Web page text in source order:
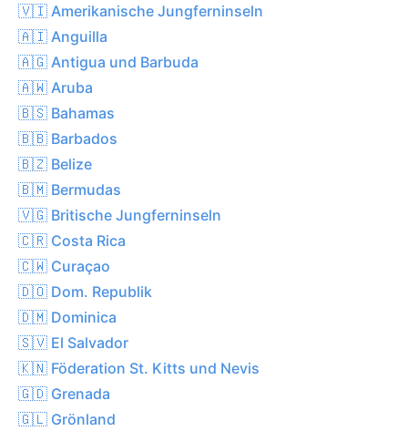
🇻🇮 Amerikanische Jungferninseln
🇦🇮 Anguilla
🇦🇬 Antigua und Barbuda
🇦🇼 Aruba
🇧🇸 Bahamas
🇧🇧 Barbados
🇧🇿 Belize
🇧🇲 Bermudas
🇻🇬 Britische Jungferninseln
🇨🇷 Costa Rica
🇨🇼 Curaçao
🇩🇴 Dom. Republik
🇩🇲 Dominica
🇸🇻 El Salvador
🇰🇳 Föderation St. Kitts und Nevis
🇬🇩 Grenada
🇬🇱 Grönland